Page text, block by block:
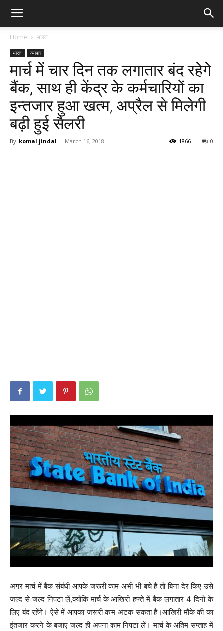
Home भारत
भारत व्यापार
मार्च में चार दिन तक लगातार बंद रहेगे
बैंक, साथ ही केंद्र के कर्मचारियों का
इन्तजार हुआ खत्म, अप्रैल से मिलेगी
बढ़ी हुई सैलरी
By komal jindal - March 16, 2018 0
1866
अगर मार्च में बैंक संबंधी आपके जरूरी काम अभी भी बचे हैं तो बिना देर किए उसे
जल्द से जल्द निपटा लें,क्योंकि मार्च के आखिरी हफ्ते में बैंक लगातार 4 दिनों के
लिए बंद रहेंगे। ऐसे में आपका जरूरी काम अटक सकता है।आखिरी मौके की का
इंतजार करने के बजाए जल्द ही अपना काम निपटा लें। मार्च के अंतिम सप्ताह में